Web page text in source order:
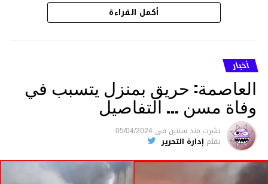
هذا وقد تمكن أعوان مركز الأمن الوطني بحي
هلال في توقيت قياسي من محاصرة المشتبه به
والقبض عليه وإحالته على التحقيق في خصوص
ما نُسبه إليه.
متابعة
قسم الاخبار
أكمل القراءة
أخبار
العاصمة: حريق بمنزل يتسبب في
وفاة مسن … التفاصيل
نشرت منذ سنتين فى 05/04/2024
بقلم إدارة التحرير